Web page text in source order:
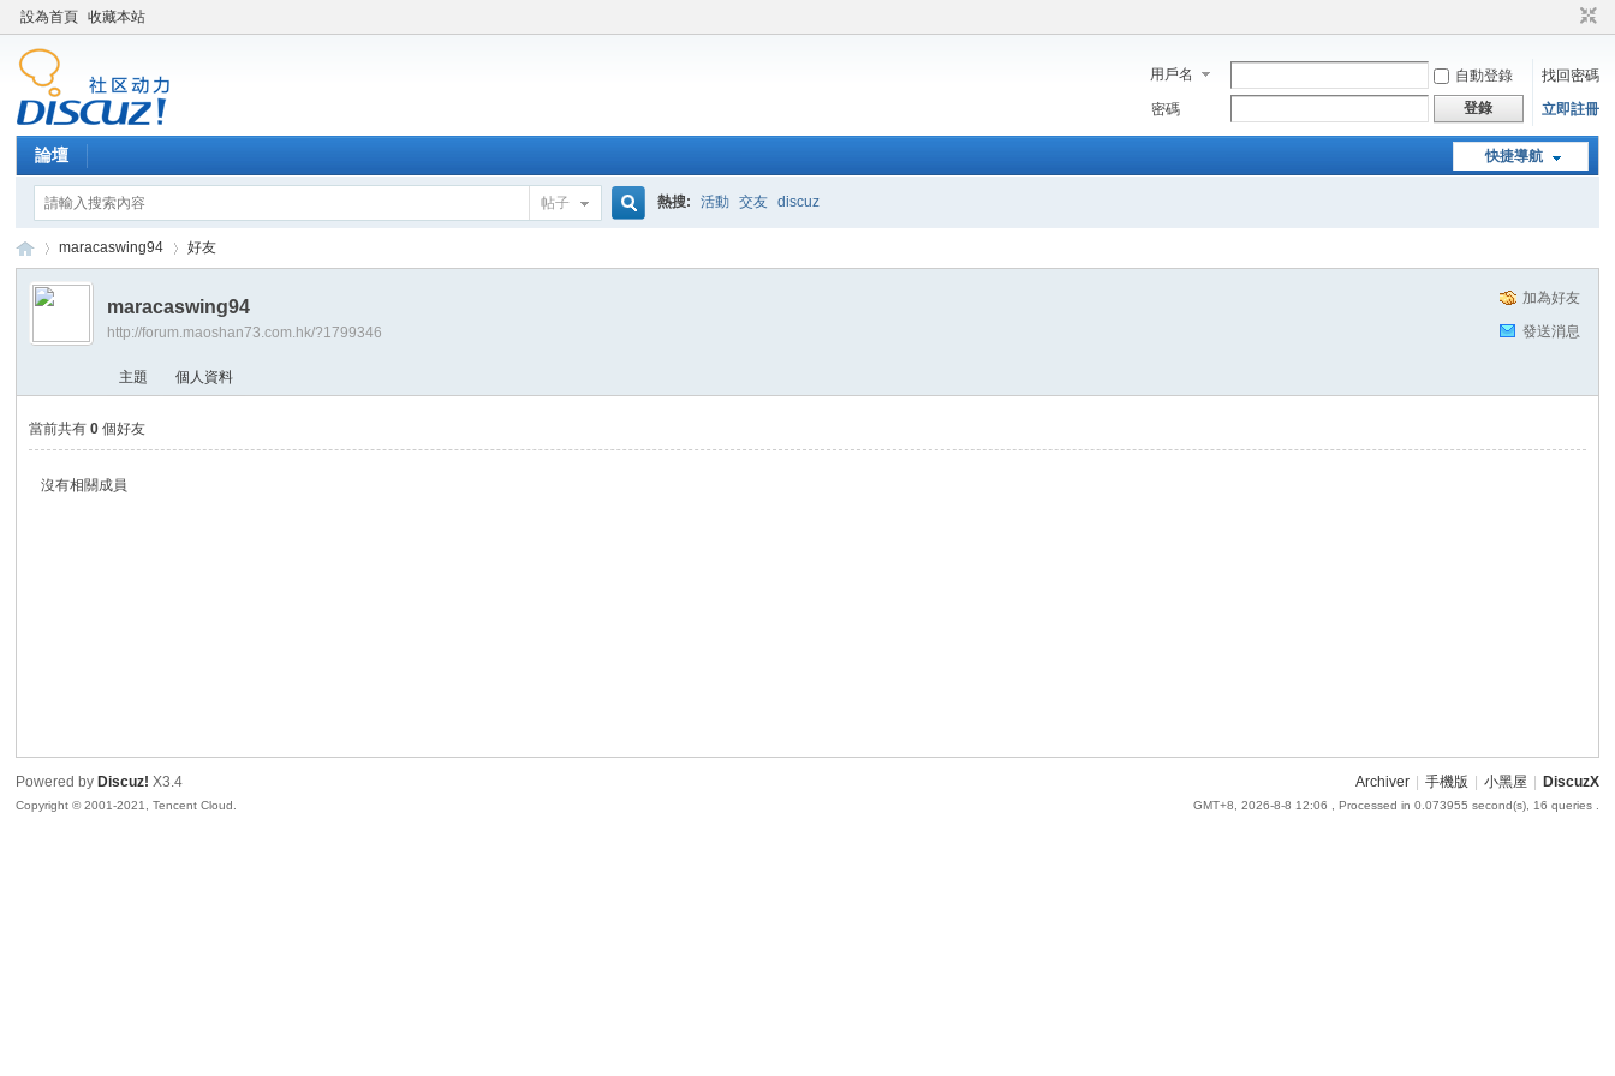
設為首頁 收藏本站
用戶名 自動登錄
找回密碼
密碼
登錄 立即註冊
快捷導航
論壇
帖子 熱搜: 活動 交友 discuz
›
maracaswing94 好友
加為好友
發送消息
maracaswing94
http://forum.maoshan73.com.hk/?1799346
主題 個人資料
當前共有0 個好友
沒有相關成員
Archiver 手機版 小黑屋 DiscuzX
GMT+8, 2026-8-8 12:06 , Processed in 0.073955 second(s), 16 queries .
Powered by Discuz! X3.4
Copyright © 2001-2021, Tencent Cloud.